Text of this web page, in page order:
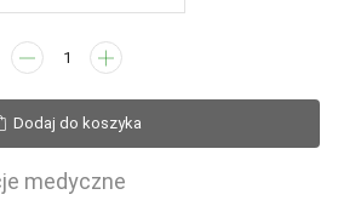
ilość
Instrukcja
BHP
mycia
Dodaj do koszyka
medyczne